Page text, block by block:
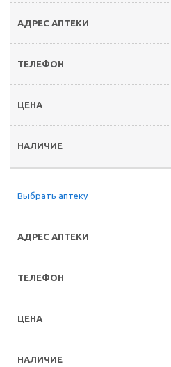
Выбрать аптеку